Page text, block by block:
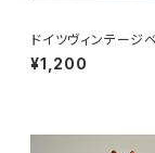
ドイツヴィンテージ
ベア青24
¥1,200